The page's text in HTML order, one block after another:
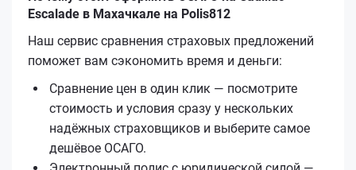
Escalade в Махачкале на Polis812
Наш сервис сравнения страховых предложений
поможет вам сэкономить время и деньги:
Сравнение цен в один клик — посмотрите
стоимость и условия сразу у нескольких
надёжных страховщиков и выберите самое
дешёвое ОСАГО.